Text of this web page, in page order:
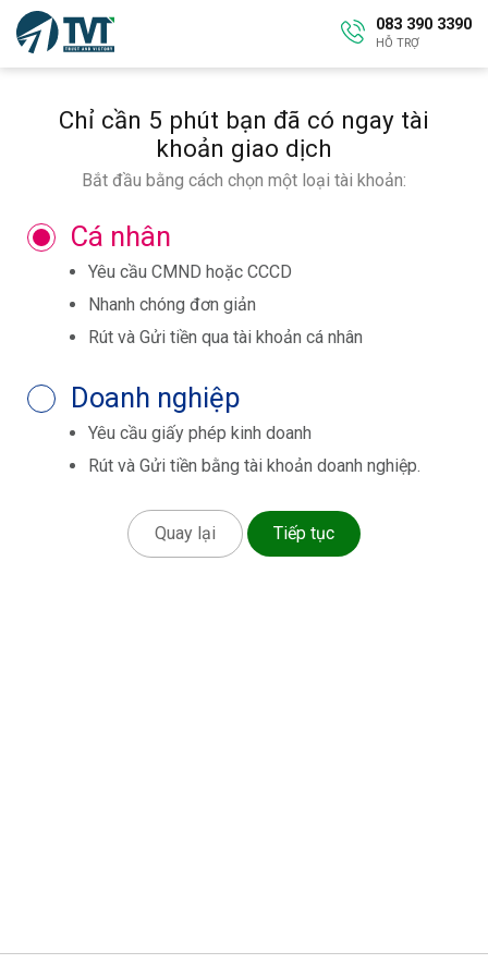
083 390 3390
HỖ TRỢ
Chỉ cần 5 phút bạn đã có ngay tài
khoản giao dịch
Bắt đầu bằng cách chọn một loại tài khoản:
Cá nhân
Yêu cầu CMND hoặc CCCD
Nhanh chóng đơn giản
Rút và Gửi tiền qua tài khoản cá nhân
Doanh nghiệp
Yêu cầu giấy phép kinh doanh
Rút và Gửi tiền bằng tài khoản doanh nghiệp.
Quay lại Tiếp tục